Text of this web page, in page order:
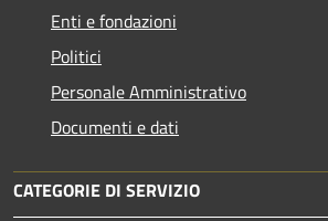
Enti e fondazioni
Politici
Personale Amministrativo
Documenti e dati
CATEGORIE DI SERVIZIO